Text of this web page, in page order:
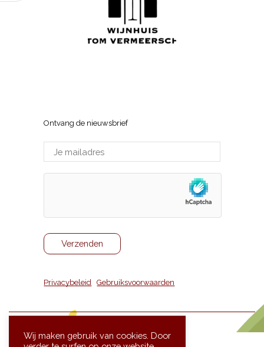
Ontvang de nieuwsbrief
Privacybeleid |Gebruiksvoorwaarden
Wij maken gebruik van cookies. Door